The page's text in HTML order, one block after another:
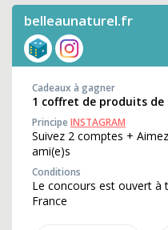
belleaunaturel.fr
Cadeaux à gagner
1 coffret de produits de
PrincipeINSTAGRAM
Suivez 2 comptes +
ami(e)s
Conditions
Le concours est ouvert à
France